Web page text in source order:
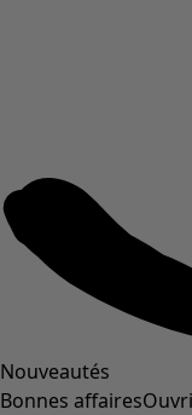
Nouveautés
Bonnes affaires